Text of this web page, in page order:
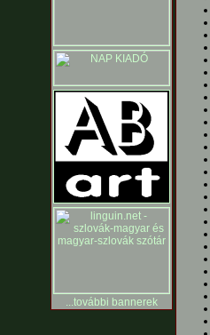
...további bannerek